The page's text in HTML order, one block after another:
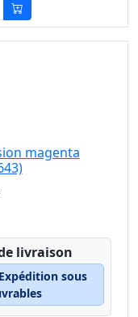
magenta
livraison
sous